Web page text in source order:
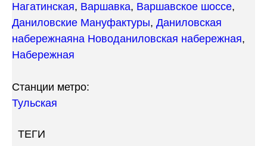
Нагатинская, Варшавка, Варшавское шоссе,
Даниловские Мануфактуры, Даниловская
набережнаяна Новоданиловская набережная,
Набережная
Станции метро:
Тульская
ТЕГИ